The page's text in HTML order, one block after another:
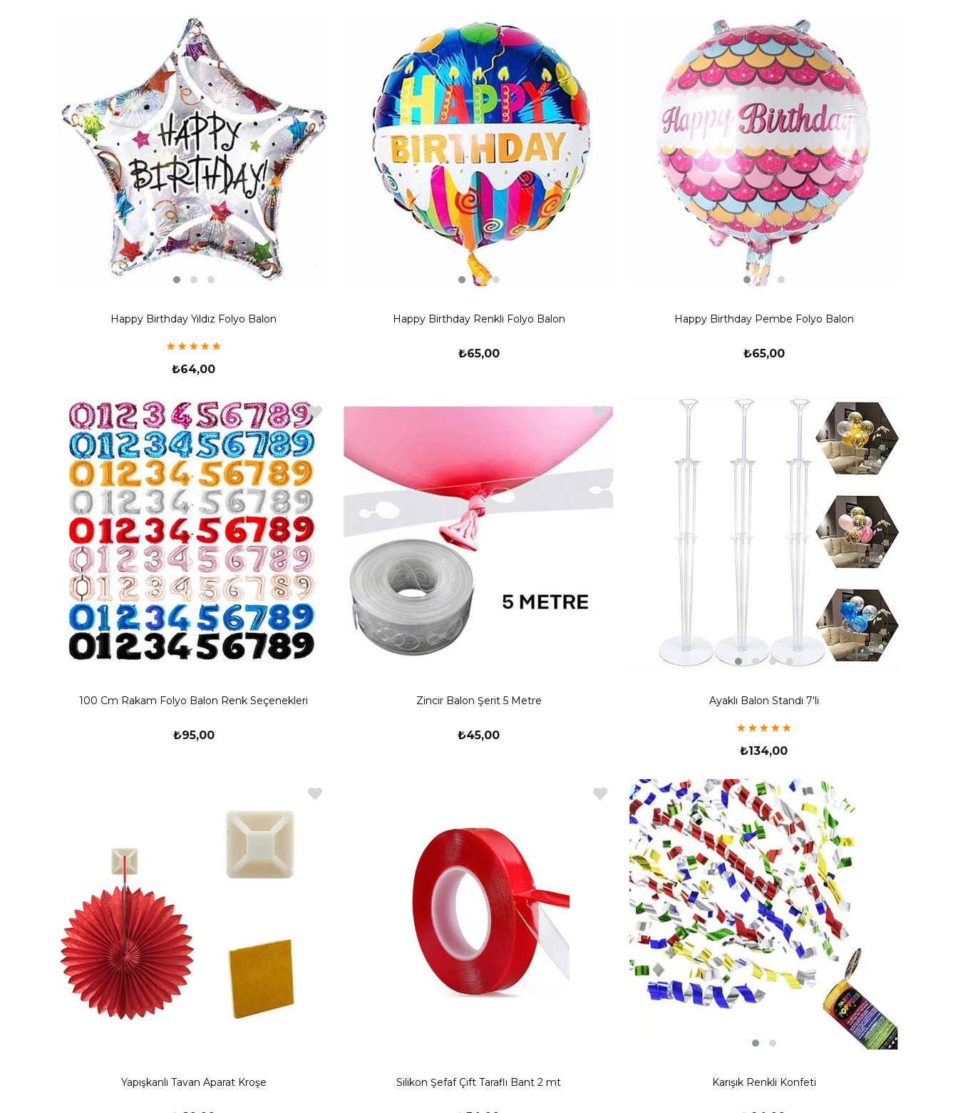
Happy Birthday Yıldız Folyo Balon
★★★★★
₺64,00
Happy Birthday Renkli Folyo Balon
₺65,00
Happy Birthday Pembe Folyo Balon
₺65,00
100 Cm Rakam Folyo Balon Renk Seçenekleri
₺95,00
Zincir Balon Şerit 5 Metre
₺45,00
Ayaklı Balon Standı 7'li
★★★★★
₺134,00
Yapışkanlı Tavan Aparat Kroşe Silikon Şefaf Çift Taraflı Bant 2 mt Karışık Renkli Konfeti